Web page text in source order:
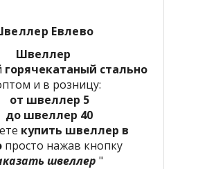
Евлево
Швеллер
горячекатаный стально
и в розницу:
от швеллер 5
до швеллер 40
купить швеллер в
просто нажав кнопку
швеллер "